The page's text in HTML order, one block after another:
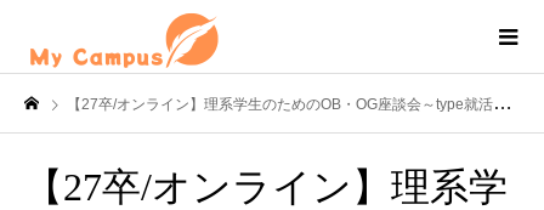
【27卒/オンライン】理系学生のためのOB・OG座談会～type就活フェア～
【27卒/オンライン】理系学